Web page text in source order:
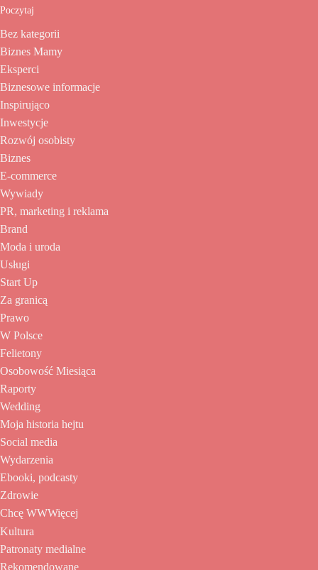
Poczytaj
Bez kategorii
Biznes Mamy
Eksperci
Biznesowe informacje
Inspirująco
Inwestycje
Rozwój osobisty
Biznes
E-commerce
Wywiady
PR, marketing i reklama
Brand
Moda i uroda
Usługi
Start Up
Za granicą
Prawo
W Polsce
Felietony
Osobowość Miesiąca
Raporty
Wedding
Moja historia hejtu
Social media
Wydarzenia
Ebooki, podcasty
Zdrowie
Chcę WWWięcej
Kultura
Patronaty medialne
Rekomendowane